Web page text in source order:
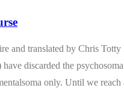
and translated by Chris Totty
discarded the
only. Until we reach